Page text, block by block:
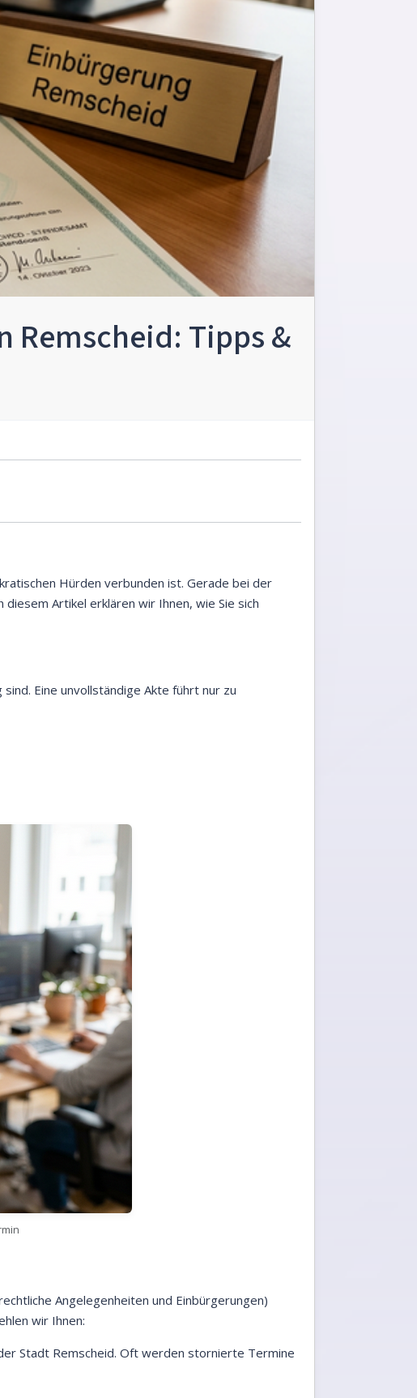
Remscheid: Tipps &
Hürden verbunden ist. Gerade bei der
Artikel erklären wir Ihnen, wie Sie sich
Eine unvollständige Akte führt nur zu
Angelegenheiten und Einbürgerungen)
wir Ihnen:
Stadt Remscheid. Oft werden stornierte Termine